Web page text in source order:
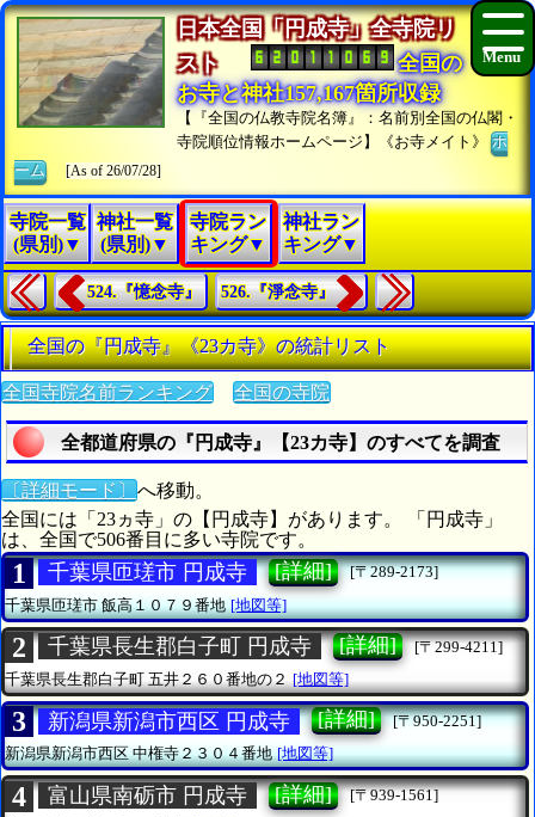
日本全国「円成寺」全寺院リ
スト
全国の
お寺と神社157,167箇所収録
【『全国の仏教寺院名簿』：名前別全国の仏閣・
寺院順位情報ホームページ】《お寺メイト》ホ
ーム
[As of 26/07/28]
寺院一覧
(県別)▼
神社一覧
(県別)▼
寺院ラン
キング▼
神社ラン
キング▼
524.『憶念寺』 526.『淨念寺』
全国の『円成寺』《23カ寺》の統計リスト
全国寺院名前ランキング 全国の寺院
全都道府県の『円成寺』【23カ寺】のすべてを調査
〔詳細モード〕 へ移動。
全国には「23ヵ寺」の【円成寺】があります。 「円成寺」
は、全国で506番目に多い寺院です。
1 千葉県匝瑳市 円成寺 [詳細]
[〒289-2173]
千葉県匝瑳市飯高１０７９番地 [地図等]
2 千葉県長生郡白子町 円成寺 [詳細]
[〒299-4211]
千葉県長生郡白子町 五井２６０番地の２ [地図等]
3 新潟県新潟市西区 円成寺 [詳細]
[〒950-2251]
新潟県新潟市西区中権寺２３０４番地 [地図等]
4 富山県南砺市 円成寺 [詳細]
[〒939-1561]